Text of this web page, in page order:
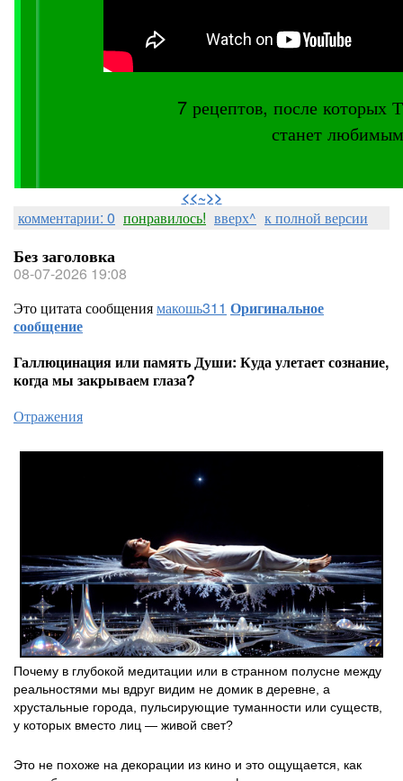
7 рецептов, после
станет
<<~>>
комментарии: 0 понравилось! вверх^ к полной версии
Без заголовка
08-07-2026 19:08
Это цитата сообщениямакошь311 Оригинальное
сообщение
Галлюцинация или память Души: Куда улетает сознание,
когда мы закрываем глаза?
Отражения
Почему в глубокой медитации или в странном полусне между
реальностями мы вдруг видим не домик в деревне, а
хрустальные города, пульсирующие туманности или существ,
у которых вместо лиц — живой свет?
Это не похоже на декорации из кино и это ощущается, как